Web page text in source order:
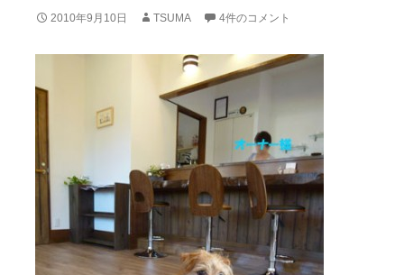
2010年9月10日 TSUMA 4件のコメント